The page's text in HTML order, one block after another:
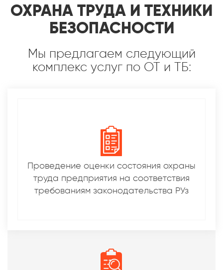
ОХРАНА ТРУДА И ТЕХНИКИ
БЕЗОПАСНОСТИ
Мы предлагаем следующий
комплекс услуг по ОТ и ТБ:
Проведение оценки состояния охраны
труда предприятия на соответствия
требованиям законодательства РУз